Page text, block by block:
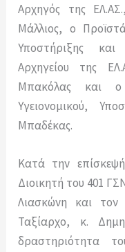
Αρχηγός της
Μάλλιος, ο
Υποστήριξης
Αρχηγείου της
Μπακόλας και ο
Υγειονομικού,
Μπαδέκας.
Κατά την
Διοικητή του 401
Λιασκώνη και τον
Ταξίαρχο, κ.
δραστηριότητα